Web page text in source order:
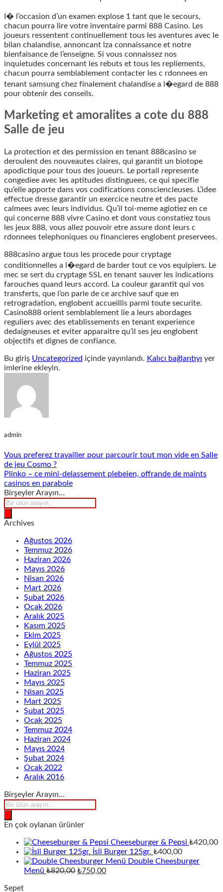
I� l’occasion d’un examen explose 1 tant que le secours,
chacun pourra lire votre inventaire parmi 888 Casino. Les
joueurs ressentent continuellement tous les aventures avec le
bilan chalandise, annoncant lza connaissance et notre
bienfaisance de l’enseigne. Si vous connaissez nos
inquietudes concernant les rebuts et tous les repliements,
chacun pourra semblablement contacter les c rdonnees en
tenant samsung chez finalement chalandise a l�egard de 888
pour obtenir des conseils.
Marketing et amoralites a cote du 888
Salle de jeu
La protection et des permission en tenant 888casino se
deroulent des nouveautes claires, qui garantit un biotope
apodictique pour tous des joueurs. Le portail represente
congediee avec les aptitudes distinguees, ce qui specifie
qu’elle apporte dans vos codifications consciencieuses. L’idee
effectue dresse garantir un exercice neutre et des pacte
calmees avec leurs individus. Qu’il toi-meme agiotiez en ce
qui concerne 888 vivre Casino et dont vous constatiez tous
les jeux 888, vous allez pouvoir etre assure dont leurs c
rdonnees telephoniques ou financieres englobent preservees.
888casino argue tous les procede pour cryptage
conditionnelles a l�egard de barder tout ce vos equipiers. Le
mec se sert du cryptage SSL en tenant sauver les indications
farouches quand leurs accord. La couleur garantit qui vos
transferts, que l’on parle de ce archive sauf que en
retrogradation, englobent accueillis parmi toute securite.
Casino888 orient semblablement lie a leurs abordages
reguliers avec des etablissements en tenant experience
dedaigneuses et eviter apparaitre qu’il ses jeu englobent
objectifs et dignes de confiance.
Bu giriş Uncategorized içinde yayınlandı. Kalıcı bağlantıyı yer
imlerine ekleyin.
admin
Vous preferez travailler pour parcourir tout mon vide en Salle
de jeu Cosmo ?
Plinko – ce mini-delassement plebeien, offrande de maints
casinos en parabole
Birşeyler Arayın…
Products
search
Archives
Ağustos 2026
Temmuz 2026
Haziran 2026
Mayıs 2026
Nisan 2026
Mart 2026
Şubat 2026
Ocak 2026
Aralık 2025
Kasım 2025
Ekim 2025
Eylül 2025
Ağustos 2025
Temmuz 2025
Haziran 2025
Mayıs 2025
Nisan 2025
Mart 2025
Şubat 2025
Ocak 2025
Temmuz 2024
Haziran 2024
Mayıs 2024
Şubat 2024
Ocak 2022
Aralık 2016
Birşeyler Arayın…
Products
search
En çok oylanan ürünler
Cheeseburger & Pepsi ₺420,00
İsli Burger 125gr. ₺400,00
Double Cheesburger
Menü ₺820,00 Orijinal
₺750,00Şu
Sepet